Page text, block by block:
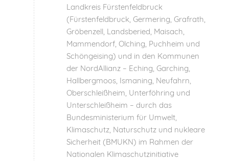
Landkreis Fürstenfeldbruck
(Fürstenfeldbruck, Germering, Grafrath,
Gröbenzell, Landsberied, Maisach,
Mammendorf, Olching, Puchheim und
Schöngeising) und in den Kommunen
der NordAllianz – Eching, Garching,
Hallbergmoos, Ismaning, Neufahrn,
Oberschleißheim, Unterföhring und
Unterschleißheim – durch das
Bundesministerium für Umwelt,
Klimaschutz, Naturschutz und nukleare
Sicherheit (BMUKN) im Rahmen der
Nationalen Klimaschutzinitiative